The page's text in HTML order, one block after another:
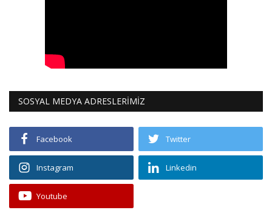
SOSYAL MEDYA ADRESLERİMİZ
Facebook Twitter
Instagram Linkedin
Youtube